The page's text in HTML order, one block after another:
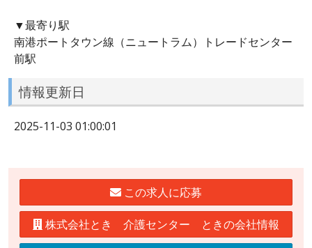
▼最寄り駅
南港ポートタウン線（ニュートラム）トレードセンター
前駅
情報更新日
2025-11-03 01:00:01
この求人に応募
株式会社とき 介護センター ときの会社情報